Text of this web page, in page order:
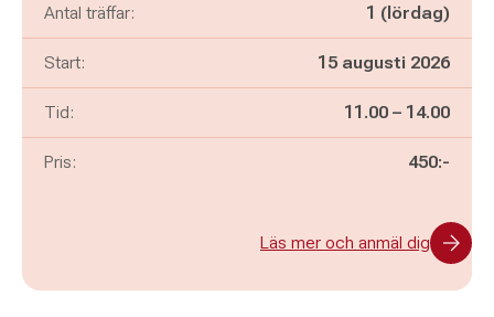
Antal träffar: 1 (lördag)
Start: 15 augusti 2026
Tid: Pågår mellan
11.00 – och
14.00
Pris: 450:-
Läs mer och anmäl dig